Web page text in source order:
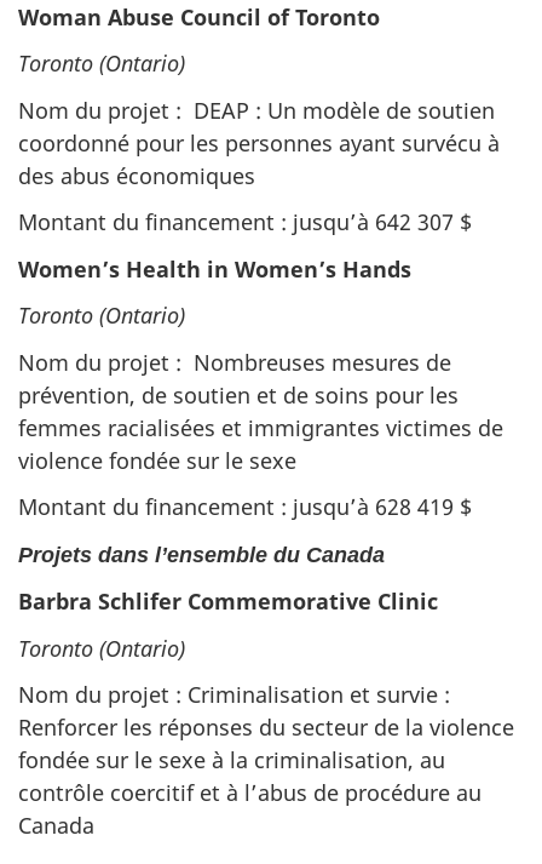
Woman Abuse Council of Toronto
Toronto (Ontario)
Nom du projet : DEAP : Un modèle de soutien
coordonné pour les personnes ayant survécu à
des abus économiques
Montant du financement : jusqu’à 642 307 $
Women’s Health in Women’s Hands
Toronto (Ontario)
Nom du projet : Nombreuses mesures de
prévention, de soutien et de soins pour les
femmes racialisées et immigrantes victimes de
violence fondée sur le sexe
Montant du financement : jusqu’à 628 419 $
Projets dans l’ensemble du Canada
Barbra Schlifer Commemorative Clinic
Toronto (Ontario)
Nom du projet : Criminalisation et survie :
Renforcer les réponses du secteur de la violence
fondée sur le sexe à la criminalisation, au
contrôle coercitif et à l’abus de procédure au
Canada